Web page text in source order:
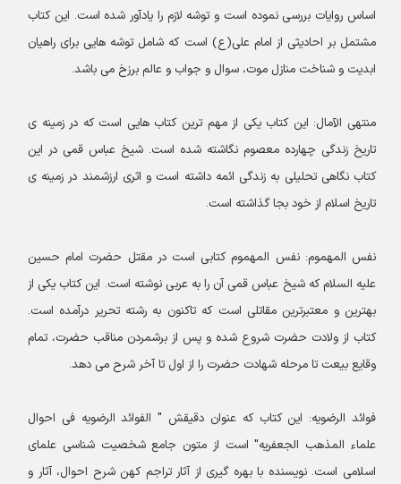
اساس روایات بررسى نموده است و توشه لازم را یادآور شده است. این کتاب
مشتمل بر احادیثی از امام علی(ع) است که شامل توشه هایی برای راهیان
ابدیت و شناخت منازل موت، سوال و جواب و عالم برزخ می باشد.
منتهی الآمال: این کتاب یکی از مهم ترین کتاب هایی است که در زمینه ی
تاریخ زندگی چهارده معصوم نگاشته شده است. شیخ عباس قمی در این
کتاب نگاهی تحلیلی به زندگی ائمه داشته است و اثری ارزشمند در زمینه ی
تاریخ اسلام از خود بجا گذاشته است.
نفس المهموم: نفس المهموم کتابی است در مقتل حضرت امام حسین
علیه السلام که شیخ عباس قمی آن را به عربی نوشته است. این کتاب یکی از
بهترین و معتبرترین مقاتلی است که تاکنون به رشته تحریر درآمده است.
کتاب از ولادت حضرت شروع شده و پس از برشمردن مناقب حضرت، تمام
وقایع بیعت تا مرحله شهادت حضرت را از اول تا آخر شرح می دهد.
فوائد الرضویه: این کتاب که عنوان دقیقش " الفوائد الرضویه فی احوال
علماء المذهب الجعفریه" است از متون جامع شخصیت شناسی علمای
اسلامی است. نویسنده با بهره گیری از آثار تراجم کهن شرح احوال، آثار و